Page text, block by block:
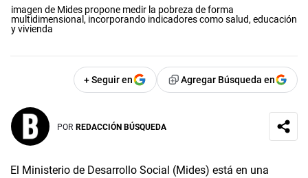
imagen de Mides propone medir la pobreza de forma
multidimensional, incorporando indicadores como salud, educación
y vivienda
+ Seguir en Agregar Búsqueda en
POR REDACCIÓN BÚSQUEDA
El Ministerio de Desarrollo Social (Mides) está en una